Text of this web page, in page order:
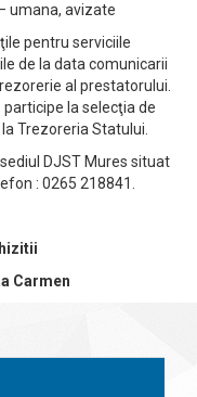
– umana, avizate
pentru serviciile
de la data comunicarii
al prestatorului.
la selecţia de
Trezoreria Statului.
DJST Mures situat
: 0265 218841.
Carmen